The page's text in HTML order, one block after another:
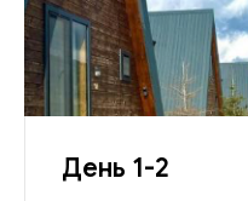
День 1-2